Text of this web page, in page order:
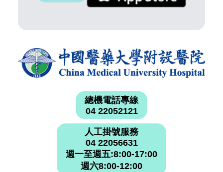
總機電話專線
04 22052121
人工掛號服務
04 22056631
週一至週五:8:00-17:00
週六8:00-12:00